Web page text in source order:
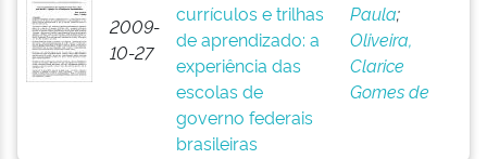
2009-
10-27
currículos e trilhas
de aprendizado: a
experiência das
escolas de
governo federais
brasileiras
Paula;
Oliveira,
Clarice
Gomes de